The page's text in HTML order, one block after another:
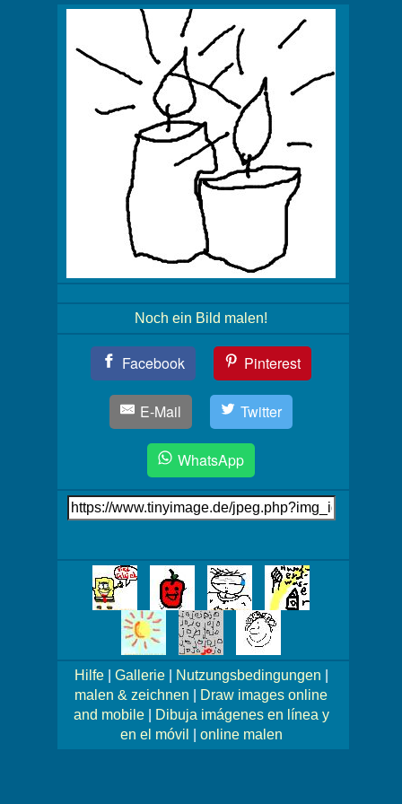
Noch ein Bild malen!
Facebook Pinterest
E-Mail Twitter
WhatsApp
Link
auf's
Bilder!
Hilfe| Gallerie| Nutzungsbedingungen
malen & zeichnen
Draw images online
and mobile|
Dibuja imágenes en línea y
en el móvil
online malen